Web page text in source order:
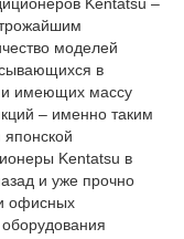
моделей
в
имеющих массу
– именно таким
Kentatsu в
и уже прочно
офисных